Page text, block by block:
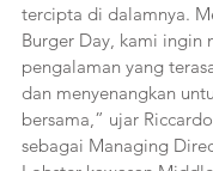
tercipta di dalamnya.
Burger Day, kami ingin
pengalaman yang
dan menyenangkan
bersama,” ujar
sebagai Managing